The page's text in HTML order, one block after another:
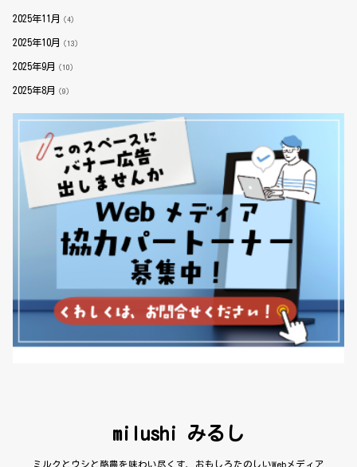
2025年11月 （4）
2025年10月 （13）
2025年9月 （10）
2025年8月 （9）
milushi みるし
ミルクとウシと酪農を味わい尽くす、おもしろたのしいWebメディア